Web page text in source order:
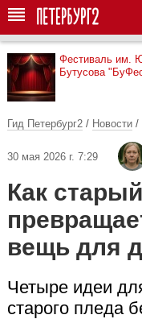
Фестиваль им.
Бутусова
Гид Петербург2 / Новости /
30 мая 2026 г. 7:29
Как
вещь для
Четыре идеи
старого пледа